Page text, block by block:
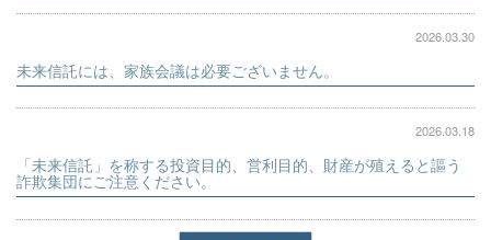
2026.03.30
未来信託には、家族会議は必要ございません。
2026.03.18
「未来信託」を称する投資目的、営利目的、財産が殖えると謳う
詐欺集団にご注意ください。